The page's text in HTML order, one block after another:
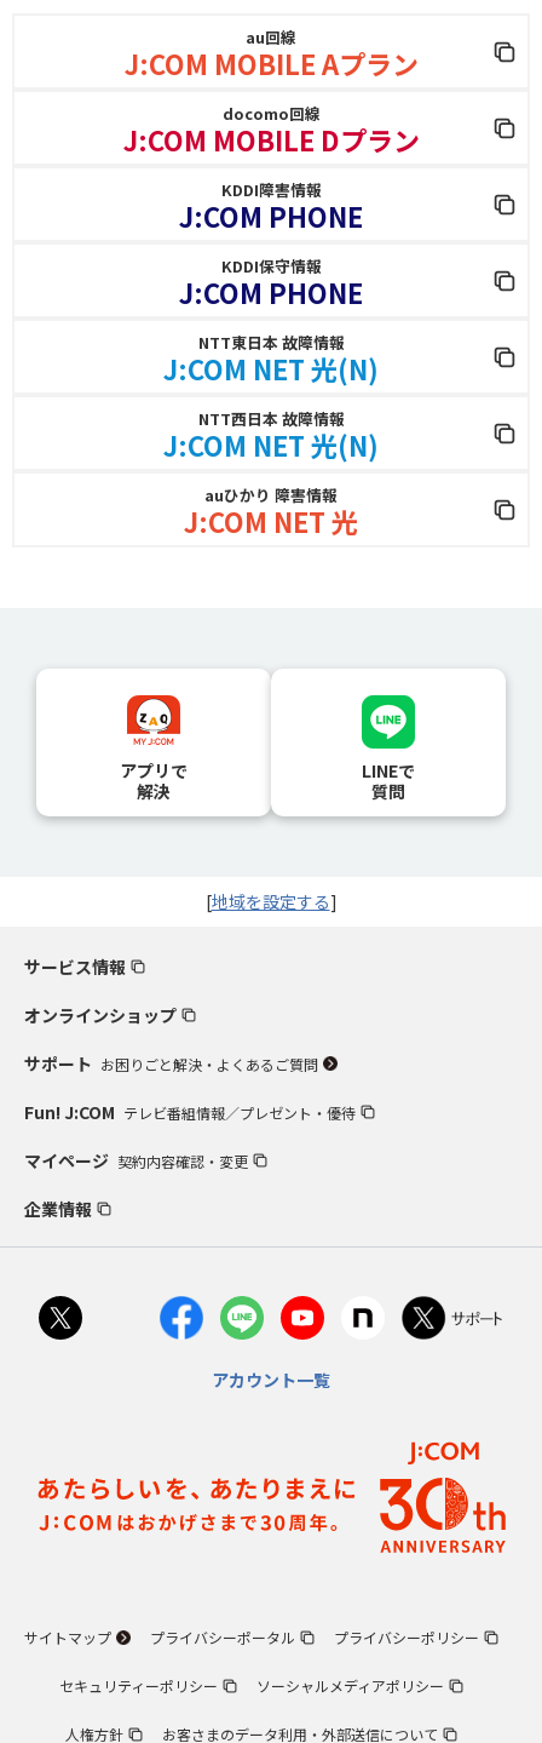
au回線
J:COM MOBILE Aプラン
docomo回線
J:COM MOBILE Dプラン
KDDI障害情報
J:COM PHONE
KDDI保守情報
J:COM PHONE
NTT東日本 故障情報
J:COM NET 光(N)
NTT西日本 故障情報
J:COM NET 光(N)
auひかり 障害情報
J:COM NET 光
アプリで
解決
LINEで
質問
[地域を設定する]
サービス情報
オンラインショップ
サポート お困りごと解決・よくあるご質問
Fun! J:COM テレビ番組情報／プレゼント・優待
マイページ 契約内容確認・変更
企業情報
アカウント一覧
サイトマップ プライバシーポータル プライバシーポリシー
セキュリティーポリシー ソーシャルメディアポリシー
人権方針 お客さまのデータ利用・外部送信について